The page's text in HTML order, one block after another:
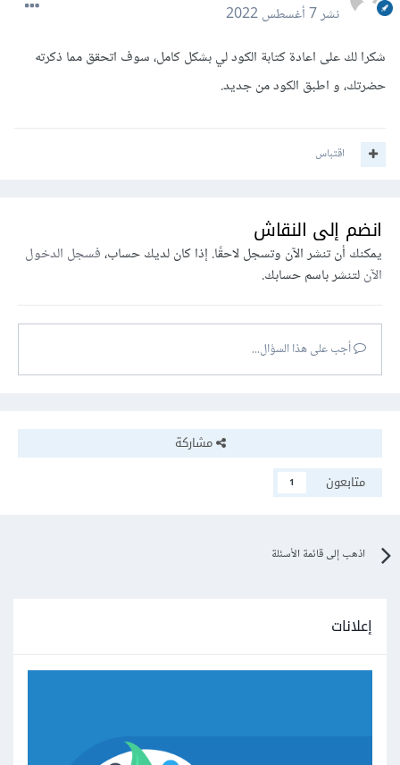
نشر7 أغسطس 2022
شكرا لك على اعادة كتابة الكود لي بشكل كامل، سوف اتحقق مما ذكرته
حضرتك، و اطبق الكود من جديد.
اقتباس
انضم إلى النقاش
يمكنك أن تنشر الآن وتسجل لاحقًا. إذا كان لديك حساب،فسجل الدخول
الآنلتنشر باسم حسابك.
أجب على هذا السؤال...
مشاركة
متابعون
1
اذهب إلى قائمة الأسئلة
إعلانات